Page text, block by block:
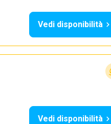
Vedi disponibilità
Vedi disponibilità